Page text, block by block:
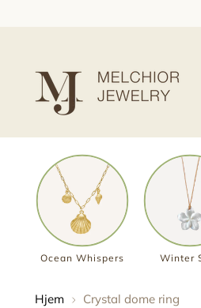
Ocean Whispers Winter
Hjem Crystal dome ring